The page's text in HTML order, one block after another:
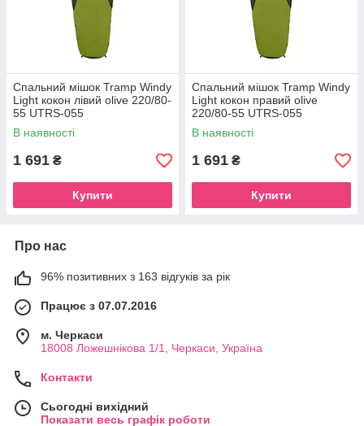
Спальний мішок Tramp Windy
Light кокон лівий olive 220/80-
55 UTRS-055
В наявності
1 691 ₴
Купити
Спальний мішок Tramp Windy
Light кокон правий olive
220/80-55 UTRS-055
В наявності
1 691 ₴
Купити
Про нас
96% позитивних з 163 відгуків за рік
Працює з 07.07.2016
м. Черкаси
18008 Ложешнікова 1/1, Черкаси, Україна
Контакти
Сьогодні вихідний
Показати весь графік роботи